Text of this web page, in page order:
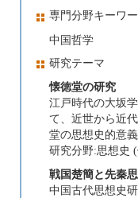
専門分野キーワ
中国哲学
研究テーマ
懐徳堂の研究
江戸時代の大坂
て、近世から近
堂の思想史的意義
研究分野:思想史
戦国楚簡と先秦
中国古代思想史